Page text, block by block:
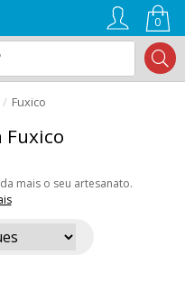
0
Fuxico
Fuxico
mais o seu artesanato.
uniformes de maneira fácil
e formatos. Aproveite nossas